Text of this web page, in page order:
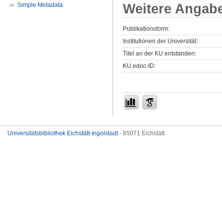
Simple Metadata
Weitere
Publikationsform:
Institutionen der Universität:
Titel an der KU entstanden:
KU.edoc-ID:
Universitätsbibliothek Eichstätt-Ingolstadt- 85071 Eichstätt